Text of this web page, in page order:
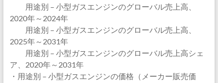
用途別 – 小型ガスエンジンのグローバル売上高、
2020年～2024年
用途別 – 小型ガスエンジンのグローバル売上高、
2025年～2031年
用途別 – 小型ガスエンジンのグローバル売上高シェ
ア、2020年～2031年
・用途別 – 小型ガスエンジンの価格（メーカー販売価